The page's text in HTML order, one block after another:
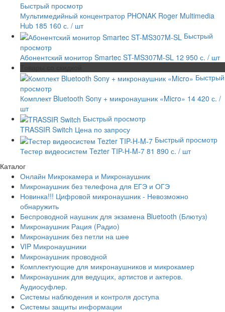
Быстрый просмотр
Мультимедийный концентратор PHONAK Roger Multimedia
Hub 185 160 с. / шт
Быстрый
просмотр
Абонентский монитор Smartec ST-MS307M-SL 12 950 с. / шт
Быстрый
просмотр
Комплект Bluetooth Sony + микронаушник «Micro» 14 420 с. /
шт
Быстрый просмотр
TRASSIR Switch Цена по запросу
Быстрый просмотр
Тестер видеосистем Tezter TIP-H-M-7 81 890 с. / шт
Каталог
Онлайн Микрокамера и Микронаушник
Микронаушник без телефона для ЕГЭ и ОГЭ
Новинка!!! Цифровой микронаушник - Невозможно
обнаружить
Беспроводной наушник для экзамена Bluetooth (Блютуз)
Микронаушник Рация (Радио)
Микронаушник без петли на шее
VIP Микронаушники
Микронаушник проводной
Комплектующие для микронаушников и микрокамер
Микронаушник для ведущих, артистов и актеров.
Аудиосуфлер.
Системы наблюдения и контроля доступа
Системы защиты информации